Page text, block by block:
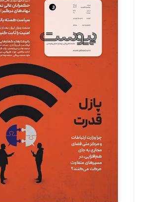
سروش کرمیان
تحریریه
مینا پاکدل
یسنا امان‌پور
تحریریه
ملینا جعفری
تحریریه
مصطفی مسجدی آرانی